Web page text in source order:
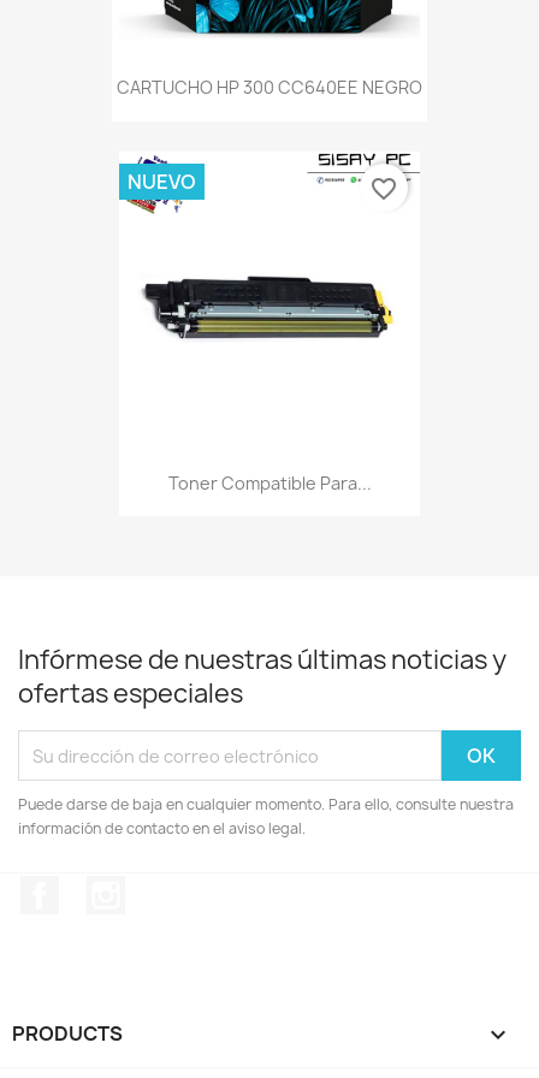
CARTUCHO HP 300 CC640EE NEGRO
Toner Compatible Para...
NUEVO favorite_border
Infórmese de nuestras últimas noticias y
ofertas especiales
Puede darse de baja en cualquier momento. Para ello, consulte nuestra
información de contacto en el aviso legal.
PRODUCTS 